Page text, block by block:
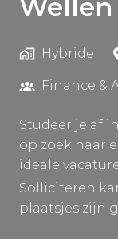
Wellen
Hybride
Finance &
Studeer je af
op zoek naar
ideale
Solliciteren
plaatsjes zijn